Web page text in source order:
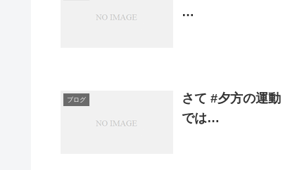
…
ブログ
さて #夕方の運
では…